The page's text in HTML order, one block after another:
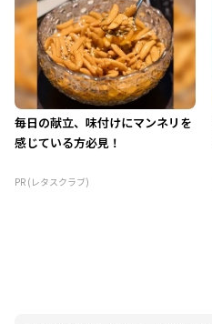
毎日の献立、味付けにマンネリを
感じている方必見！
PR (レタスクラブ)